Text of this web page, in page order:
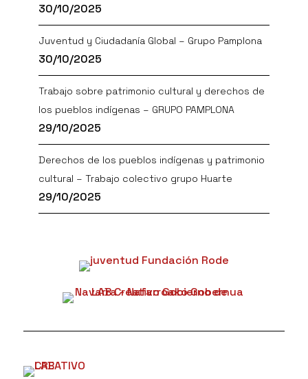
30/10/2025
Juventud y Ciudadanía Global – Grupo Pamplona
30/10/2025
Trabajo sobre patrimonio cultural y derechos de
los pueblos indígenas – GRUPO PAMPLONA
29/10/2025
Derechos de los pueblos indígenas y patrimonio
cultural – Trabajo colectivo grupo Huarte
29/10/2025